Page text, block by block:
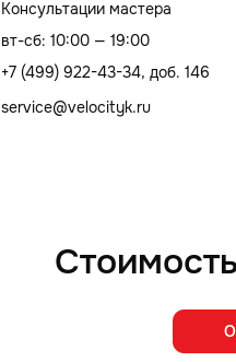
Консультации мастера
вт-сб: 10:00 — 19:00
+7 (499) 922-43-34, доб. 146
service@velocityk.ru